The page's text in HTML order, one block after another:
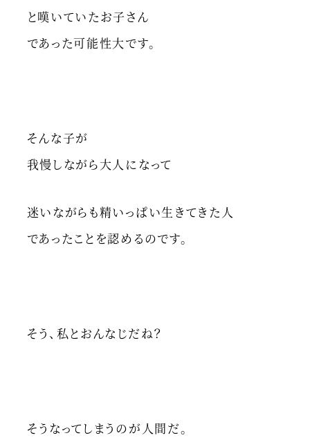
と嘆いていたお子さん
であった可能性大です。
そんな子が
我慢しながら大人になって
迷いながらも精いっぱい生きてきた人
であったことを認めるのです。
そう、私とおんなじだね？
そうなってしまうのが人間だ。